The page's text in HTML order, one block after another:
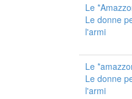
Le
Le donne
l'armi
Le
Le donne
l'armi